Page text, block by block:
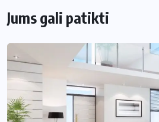
Jums gali patikti